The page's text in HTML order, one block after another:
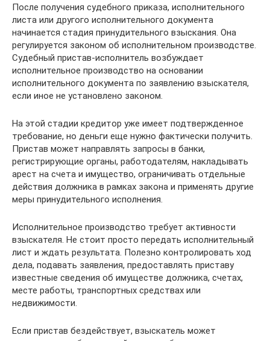
После получения судебного приказа, исполнительного
листа или другого исполнительного документа
начинается стадия принудительного взыскания. Она
регулируется законом об исполнительном производстве.
Судебный пристав-исполнитель возбуждает
исполнительное производство на основании
исполнительного документа по заявлению взыскателя,
если иное не установлено законом.
На этой стадии кредитор уже имеет подтвержденное
требование, но деньги еще нужно фактически получить.
Пристав может направлять запросы в банки,
регистрирующие органы, работодателям, накладывать
арест на счета и имущество, ограничивать отдельные
действия должника в рамках закона и применять другие
меры принудительного исполнения.
Исполнительное производство требует активности
взыскателя. Не стоит просто передать исполнительный
лист и ждать результата. Полезно контролировать ход
дела, подавать заявления, предоставлять приставу
известные сведения об имуществе должника, счетах,
месте работы, транспортных средствах или
недвижимости.
Если пристав бездействует, взыскатель может